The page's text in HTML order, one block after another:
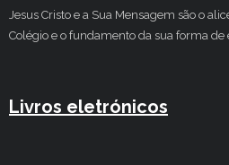
Jesus Cristo e a Sua Mensagem são o
Colégio e o fundamento da sua forma de
Livros eletrónicos